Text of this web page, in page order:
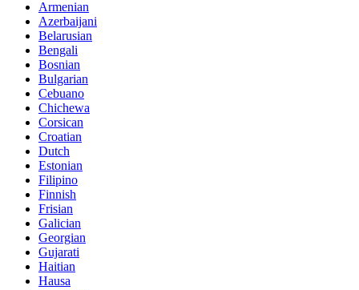
Armenian
Azerbaijani
Belarusian
Bengali
Bosnian
Bulgarian
Cebuano
Chichewa
Corsican
Croatian
Dutch
Estonian
Filipino
Finnish
Frisian
Galician
Georgian
Gujarati
Haitian
Hausa